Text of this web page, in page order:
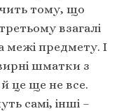
тому, що
взагалі
межі предмету. І
шматки з
це ще не все.
самі, інші –